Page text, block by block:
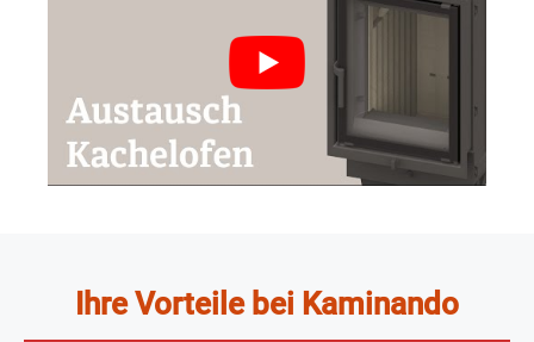
Ihre Vorteile bei Kaminando